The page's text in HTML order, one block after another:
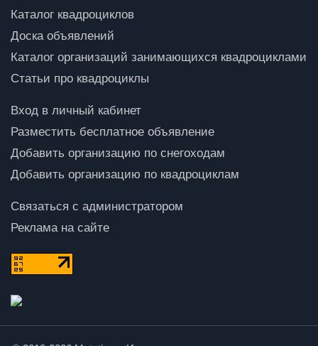
Каталог квадроциклов
Доска объявлений
Каталог организаций занимающихся квадроциклами
Статьи про квадроциклы
Вход в личный кабинет
Разместить бесплатное объявление
Добавить организацию по снегоходам
Добавить организацию по квадроциклам
Связаться с администратором
Реклама на сайте